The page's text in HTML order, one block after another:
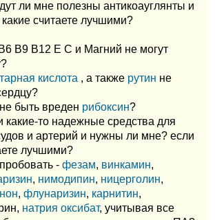
ли мне полезны антикоауглянты и
считаете лучшими?
B9 B12 Е С и Магний не могут
кислота , а также рутин не
быть вреден рибоксин?
какие-то надежные средства для
и артерий и нужны ли мне? если
лучшими?
- фезам, винкамин,
, нимодипин, ницерголин,
, флунаризин, карнитин,
натрия оксибат, учитывая все